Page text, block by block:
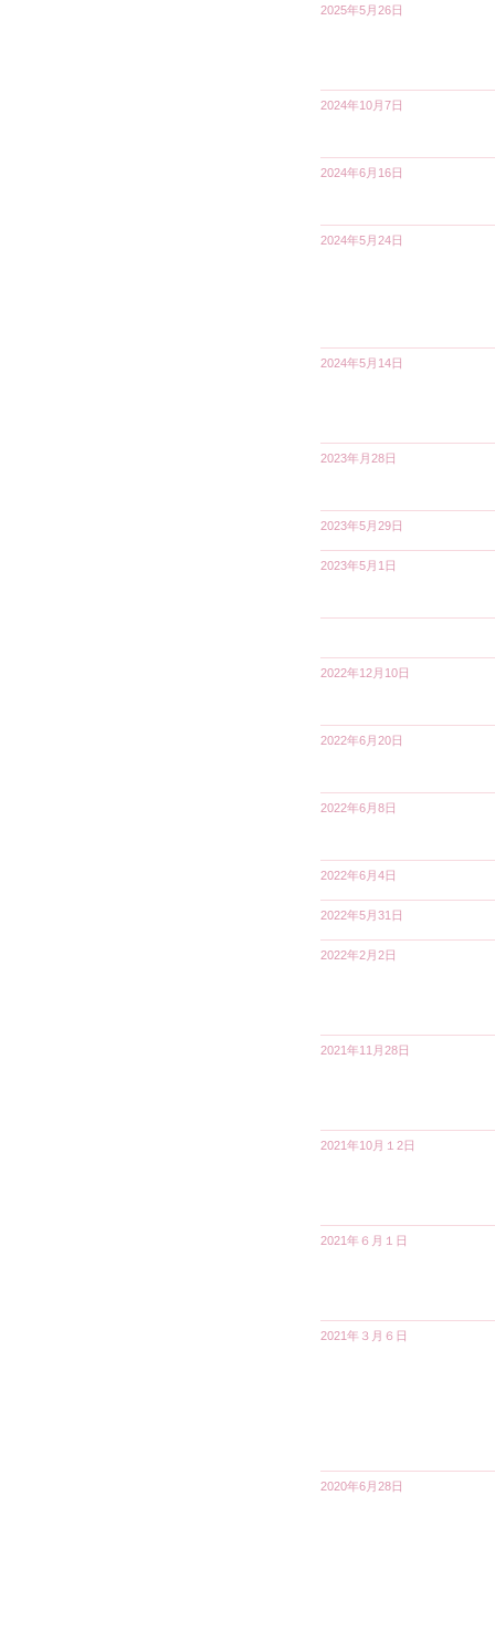
2025年5月26日
2024年10月7日
2024年6月16日
2024年5月24日
2024年5月14日
2023年月28日
2023年5月29日
2023年5月1日
2022年12月10日
2022年6月20日
2022年6月8日
2022年6月4日
2022年5月31日
2022年2月2日
2021年11月28日
2021年10月１2日
2021年６月１日
2021年３月６日
2020年6月28日